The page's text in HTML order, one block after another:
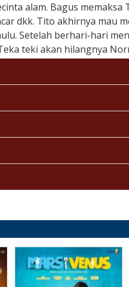
alam. Bagus
dkk. Tito akhirnya mau
Setelah berhari-hari
teki akan hilangnya